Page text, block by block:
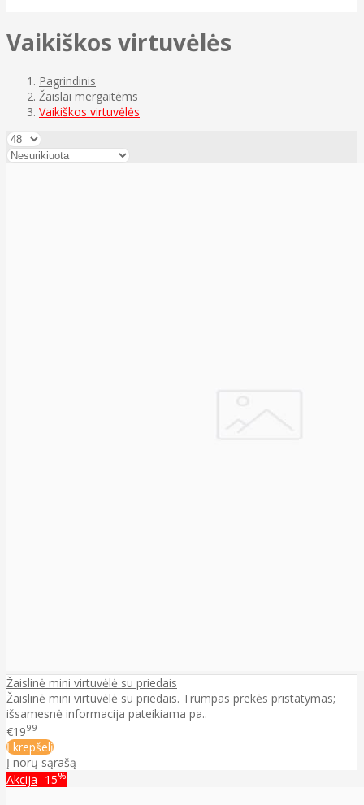
Vaikiškos virtuvėlės
Pagrindinis
Žaislai mergaitėms
Vaikiškos virtuvėlės
Žaislinė mini virtuvėlė su priedais
Žaislinė mini virtuvėlė su priedais. Trumpas prekės pristatymas;
išsamesnė informacija pateikiama pa..
€1999
Į krepšelį
Į norų sąrašą
Akcija -15%